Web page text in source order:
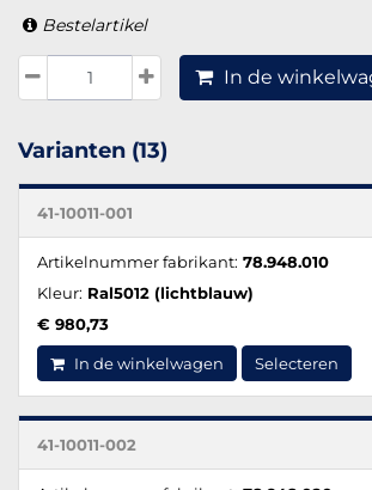
Bestelartikel
In de
Varianten (13)
41-10011-001
Artikelnummer fabrikant: 78.948.010
Kleur: Ral5012 (lichtblauw)
€ 980,73
In de winkelwagen Selecteren
41-10011-002